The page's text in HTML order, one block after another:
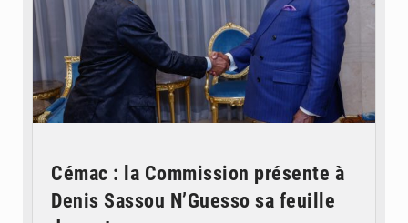
Cémac : la Commission présente à
Denis Sassou N’Guesso sa feuille